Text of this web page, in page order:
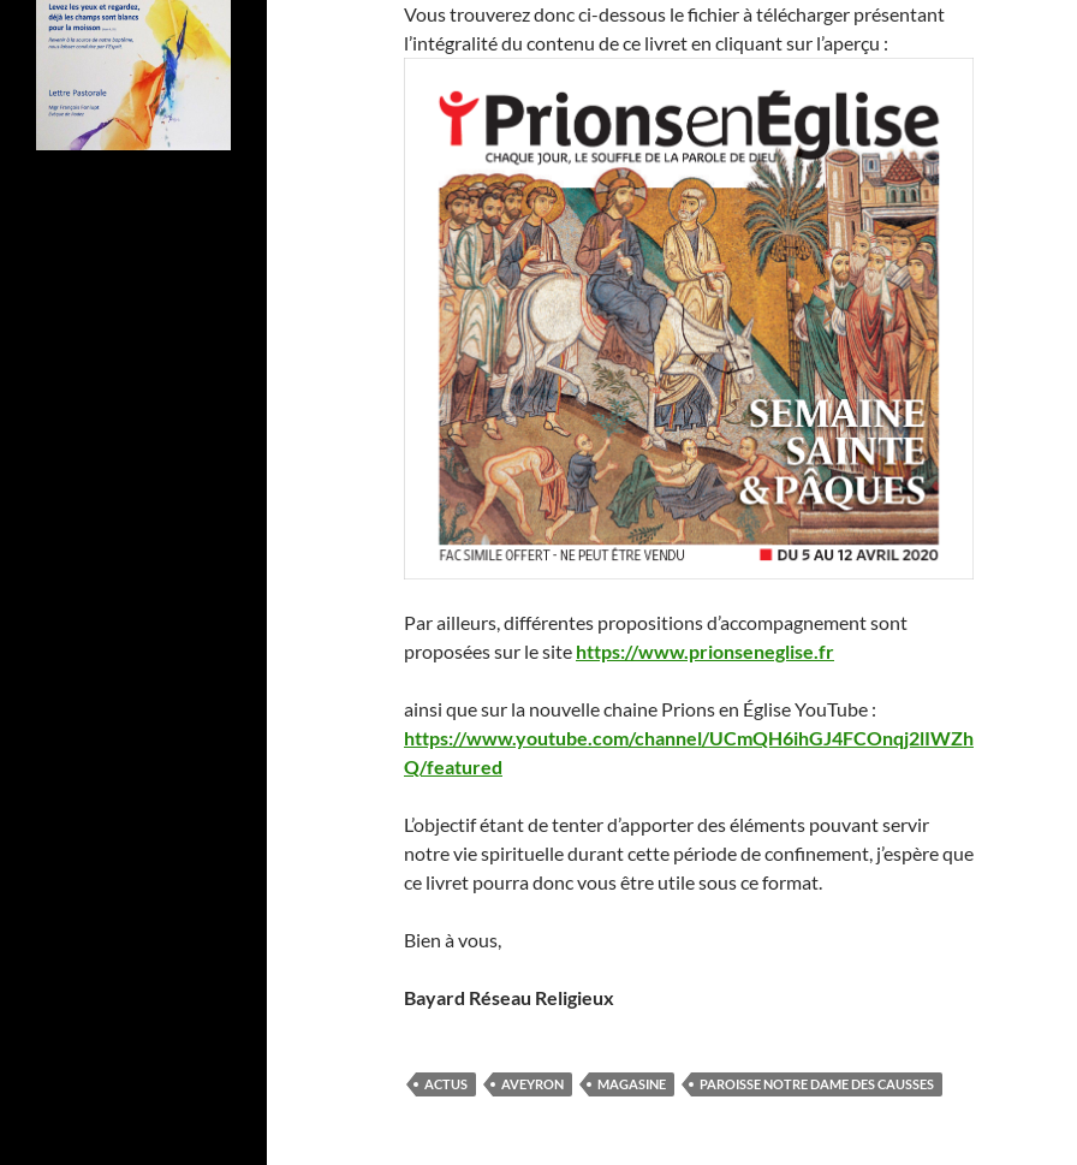
Vous trouverez donc ci-dessous le fichier à télécharger présentant
l’intégralité du contenu de ce livret en cliquant sur l’aperçu :
Par ailleurs, différentes propositions d’accompagnement sont
proposées sur le site https://www.prionseneglise.fr
ainsi que sur la nouvelle chaine Prions en Église YouTube :
https://www.youtube.com/channel/UCmQH6ihGJ4FCOnqj2lIWZh
Q/featured
L’objectif étant de tenter d’apporter des éléments pouvant servir
notre vie spirituelle durant cette période de confinement, j’espère que
ce livret pourra donc vous être utile sous ce format.
Bien à vous,
Bayard Réseau Religieux
ACTUS AVEYRON MAGASINE PAROISSE NOTRE DAME DES CAUSSES